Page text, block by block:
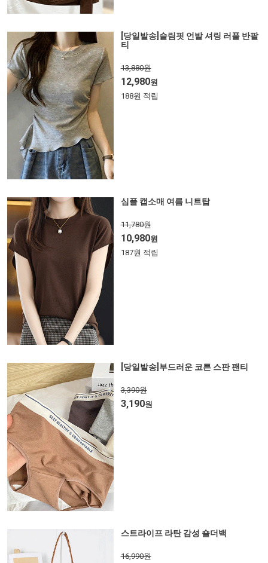
[당일발송]슬림핏 언발 셔링 러플 반팔
티
13,880원
12,980원
188원 적립
심플 캡소매 여름 니트탑
11,780원
10,980원
187원 적립
[당일발송]부드러운 코튼 스판 팬티
3,390원
3,190원
스트라이프 라탄 감성 숄더백
16,990원